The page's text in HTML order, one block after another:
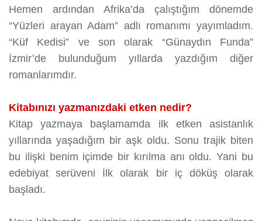
Hemen ardından Afrika’da çalıştığım dönemde
“Yüzleri arayan Adam” adlı romanımı yayımladım.
“Küf Kedisi” ve son olarak “Günaydın Funda”
İzmir’de bulunduğum yıllarda yazdığım diğer
romanlarımdır.
Kitabınızı yazmanızdaki etken nedir?
Kitap yazmaya başlamamda ilk etken asistanlık
yıllarında yaşadığım bir aşk oldu. Sonu trajik biten
bu ilişki benim içimde bir kırılma anı oldu. Yani bu
edebiyat serüveni İlk olarak bir iç döküş olarak
başladı.